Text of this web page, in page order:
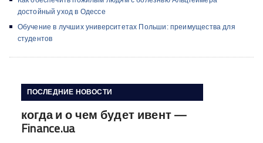
достойный уход в Одессе
Обучение в лучших университетах Польши: преимущества для
студентов
ПОСЛЕДНИЕ НОВОСТИ
когда и о чем будет ивент —
Finance.ua